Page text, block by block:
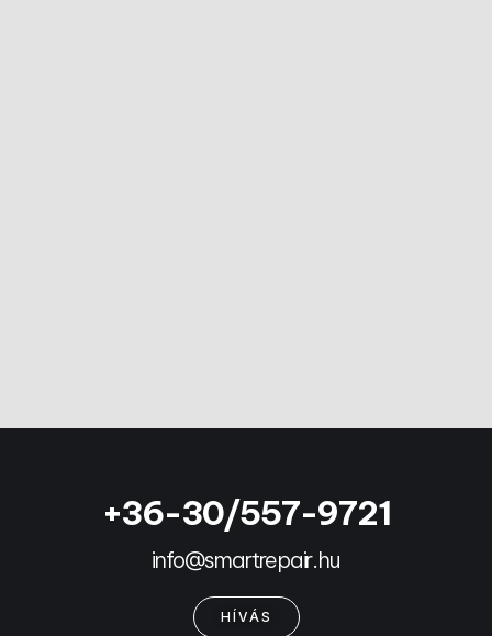
+36-30/557-9721
info@smartrepair.hu
HÍVÁS